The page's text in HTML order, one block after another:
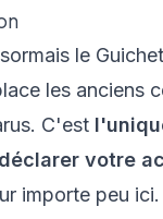
le
les anciens
C'est
votre
importe peu